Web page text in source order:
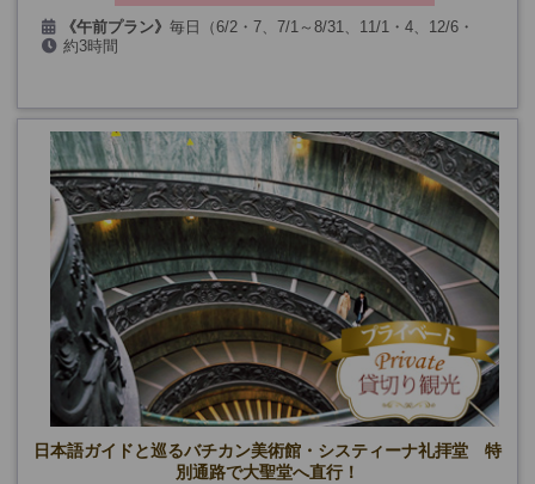
《午前プラン》毎日（6/2・7、7/1～8/31、11/1・4、12/6・
25、気象条件による動物保護法令発令日、コロッセオ無料開放日
31、気象条件による動物保護法令発令日、コロッセオ無料開放日
を除く）
※1月以降未定
約3時間
日本語ガイドと巡るバチカン美術館・システィーナ礼拝堂 特
別通路で大聖堂へ直行！